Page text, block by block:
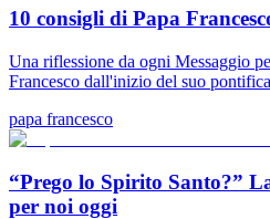
10 consigli di Papa
Una riflessione da ogni Messaggio
Francesco dall'inizio del suo
papa francesco
“Prego lo Spirito Santo?”
per noi oggi